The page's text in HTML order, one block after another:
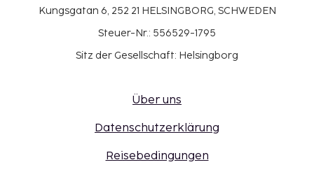
Kungsgatan 6, 252 21 HELSINGBORG, SCHWEDEN
Steuer-Nr.: 556529-1795
Sitz der Gesellschaft: Helsingborg
Über uns
Datenschutzerklärung
Reisebedingungen